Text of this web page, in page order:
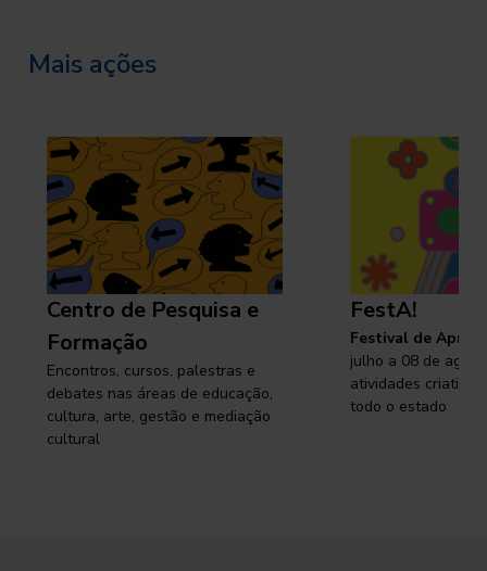
Mais ações
Centro de Pesquisa e
Formação
Encontros, cursos, palestras e
debates nas áreas de educação,
cultura, arte, gestão e mediação
cultural
FestA!
Festival de
julho a 08 de
atividades criativas
todo o estado